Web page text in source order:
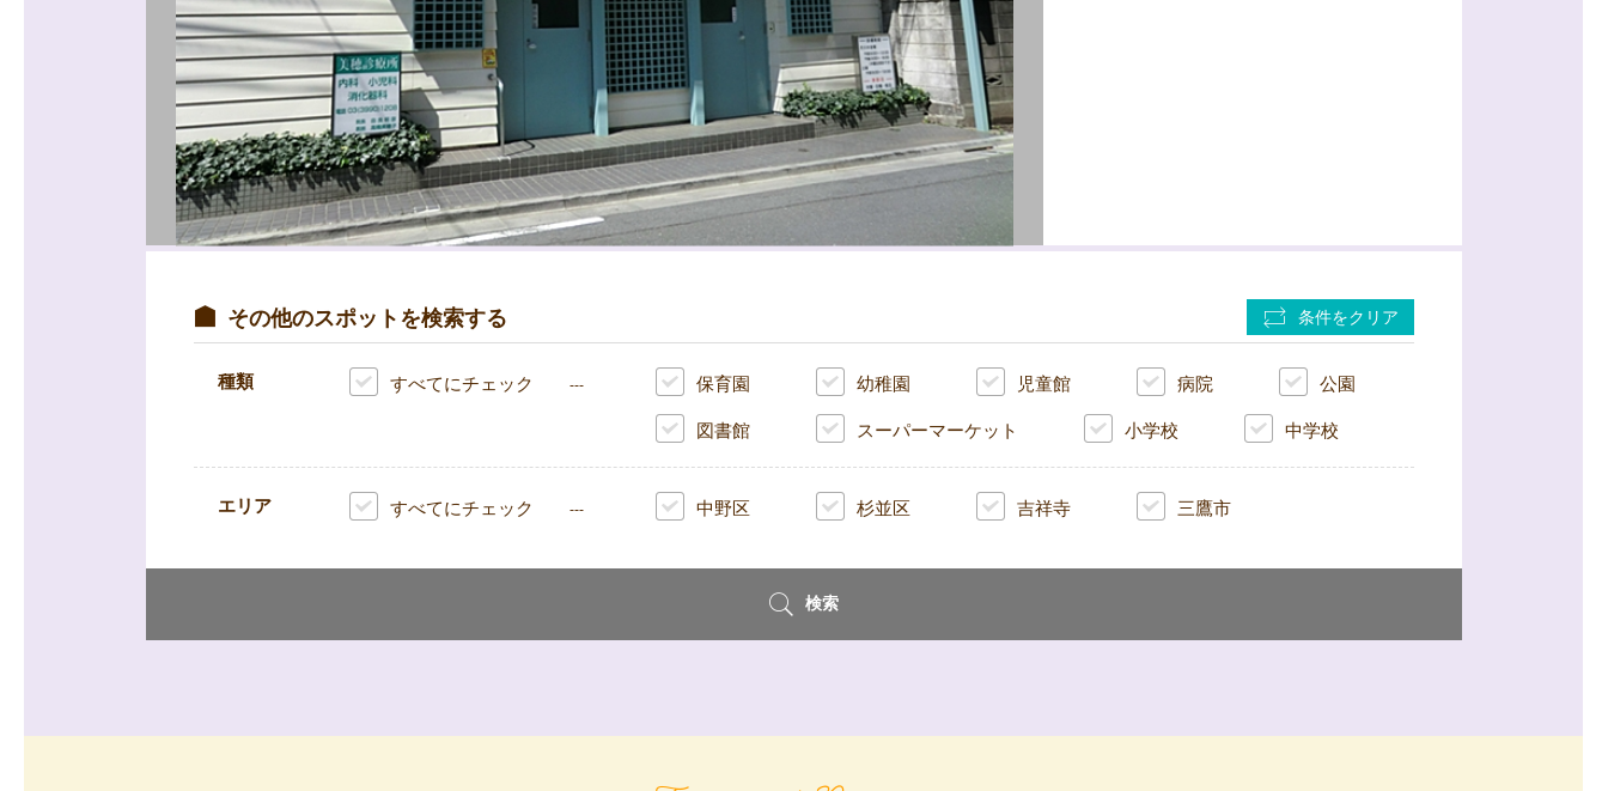
その他のスポットを検索する 条件をクリア
種類 すべてにチェック --- 保育園 幼稚園 児童館 病院 公園
図書館 スーパーマーケット 小学校 中学校
エリア すべてにチェック --- 中野区 杉並区 吉祥寺 三鷹市
検索